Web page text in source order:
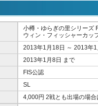
小樽・ゆらぎの里シリーズ
ウィン・フィッシャーカッ
2013年1月18日 ～ 2013年
2013年1月8日 まで
FIS公認
SL
4,000円 2戦とも出場の場